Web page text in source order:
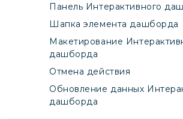
Панель Интерактивного
Шапка элемента дашборда
Макетирование
дашборда
Отмена действия
Обновление данных
дашборда